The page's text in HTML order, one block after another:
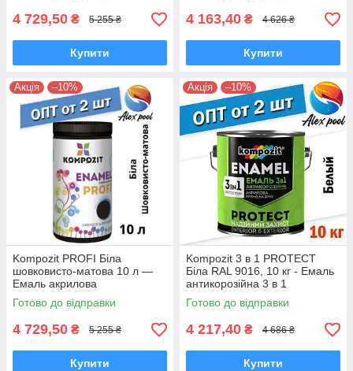
4 729,50 ₴ 5 255 ₴
Купити
4 163,40 ₴ 4 626 ₴
Купити
Акція –10%
Kompozit PROFI Біла
шовковисто-матова 10 л —
Емаль акрилова
Готово до відправки
4 729,50 ₴ 5 255 ₴
Купити
Акція –10%
Kompozit 3 в 1 PROTECT
Біла RAL 9016, 10 кг - Емаль
антикорозійна 3 в 1
універсальна
Готово до відправки
4 217,40 ₴ 4 686 ₴
Купити